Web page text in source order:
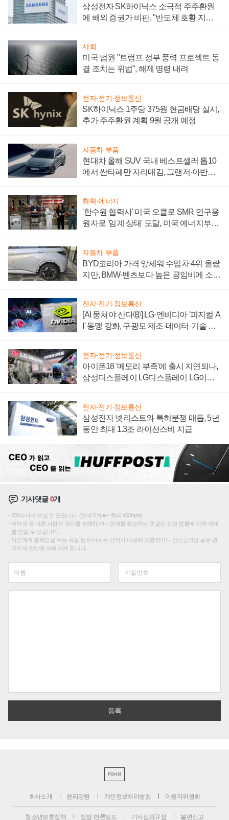
삼성전자 SK하이닉스 소극적 주주환원
에 해외 증권가 비판, "반도체 호황 지속
사회
미국 법원 "트럼프 정부 풍력 프로젝트 동
결 조치는 위법", 해제 명령 내려
전자·전기·정보통신
SK하이닉스 1주당 375원 현금배당 실시,
추가 주주환원 계획 9월 공개 예정
자동차·부품
현대차 올해 SUV 국내 베스트셀러 톱10
에서 싼타페만 자리매김, 그랜저·아반떼
화학·에너지
'한수원 협력사' 미국 오클로 SMR 연구용
원자로 '임계 상태' 도달, 미국 에너지부
자동차·부품
BYD코리아 가격 앞세워 수입차 4위 올랐
지만, BMW·벤츠보다 높은 공임비에 소비
전자·전기·정보통신
[AI 뭉쳐야 산다⑧] LG·엔비디아 '피지컬 A
I' 동맹 강화, 구광모 제조·데이터·기술 결
전자·전기·정보통신
아이폰18 '메모리 부족'에 출시 지연되나,
삼성디스플레이 LG디스플레이 LG이노
전자·전기·정보통신
삼성전자 넷리스트와 특허분쟁 매듭, 5년
동안 최대 1.3조 라이선스비 지급
기사댓글0개
200자까지 쓰실 수 있습니다. (현재 0 byte / 최대 400byte)
저작권 등 다른 사람의 권리를 침해하거나 명예를 훼손하는 댓글은 관련 법률에 의해 제재
를 받을 수 있습니다.
타인에게 불쾌감을 주는 욕설 등 비하하는 단어가 내용에 포함되거나 인신공격성 글은 관
리자의 판단에 의해 삭제 합니다.
PC버전
회사소개 윤리강령 개인정보처리방침 이용자위원회
청소년보호정책 정정·반론보도 기사심의규정 불편신고